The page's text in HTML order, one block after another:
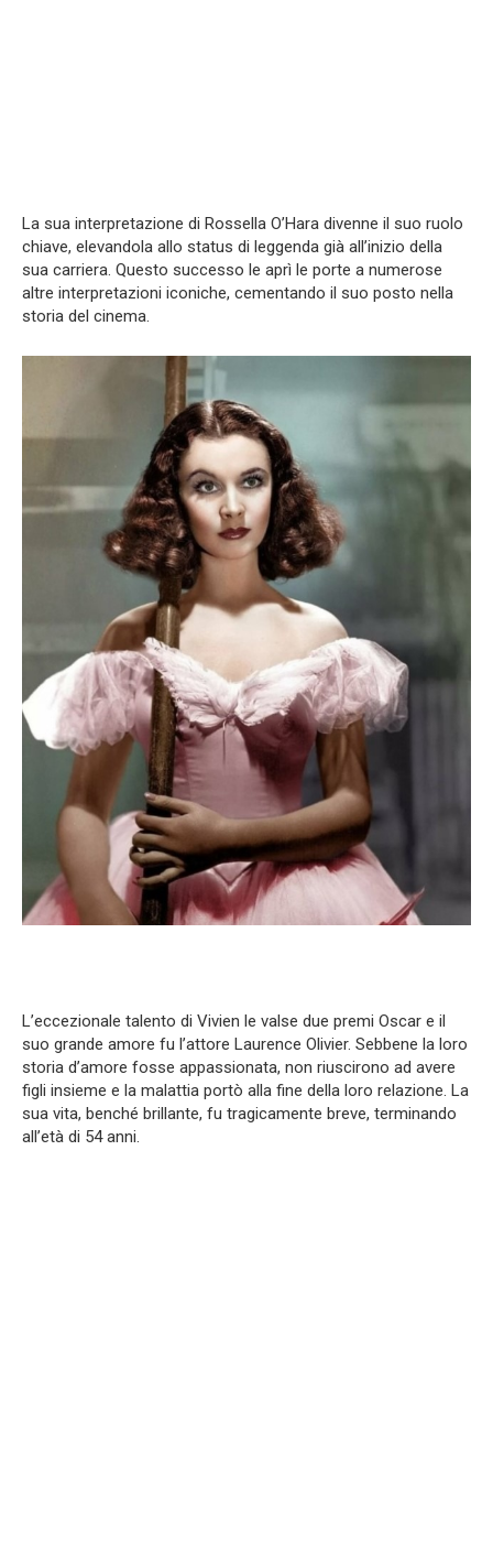
La sua interpretazione di Rossella O’Hara divenne il suo ruolo
chiave, elevandola allo status di leggenda già all’inizio della
sua carriera. Questo successo le aprì le porte a numerose
altre interpretazioni iconiche, cementando il suo posto nella
storia del cinema.
L’eccezionale talento di Vivien le valse due premi Oscar e il
suo grande amore fu l’attore Laurence Olivier. Sebbene la loro
storia d’amore fosse appassionata, non riuscirono ad avere
figli insieme e la malattia portò alla fine della loro relazione. La
sua vita, benché brillante, fu tragicamente breve, terminando
all’età di 54 anni.